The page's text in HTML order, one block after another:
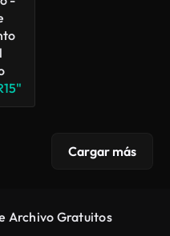
Cargar más
Archivo Gratuitos